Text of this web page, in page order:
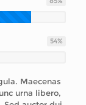
54%
Maecenas
urna libero,